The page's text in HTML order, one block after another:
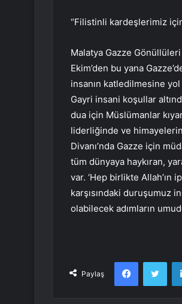
“Filistinli kardeşlerimiz
Malatya Gazze
Ekim’den bu yana
insanın katledilmesine
Gayri insani koşullar
dua için Müslümanlar
liderliğinde ve
Divanı’nda Gazze için
tüm dünyaya haykıran,
var. ‘Hep birlikte Allah’ın
karşısındaki duruşumuz
olabilecek adımların
Paylaş
Facebook